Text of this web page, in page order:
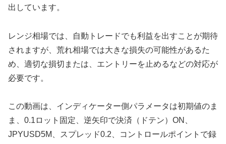
出しています。
レンジ相場では、自動トレードでも利益を出すことが期待
されますが、荒れ相場では大きな損失の可能性があるた
め、適切な損切または、エントリーを止めるなどの対応が
必要です。
この動画は、インディケーター側パラメータは初期値のま
ま、0.1ロット固定、逆矢印で決済（ドテン）ON、
JPYUSD5M、スプレッド0.2、コントロールポイントで録